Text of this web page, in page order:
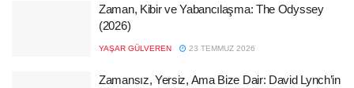
Zaman, Kibir ve Yabancılaşma: The Odyssey
(2026)
YAŞAR GÜLVEREN 23 TEMMUZ 2026
Zamansız, Yersiz, Ama Bize Dair: David Lynch’in